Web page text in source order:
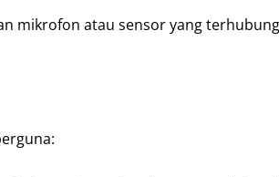
mikrofon atau sensor yang